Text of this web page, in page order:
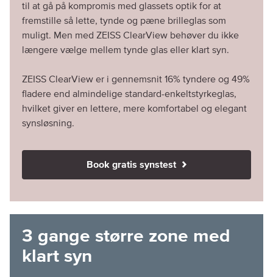
til at gå på kompromis med glassets optik for at
fremstille så lette, tynde og pæne brilleglas som
muligt. Men med ZEISS ClearView behøver du ikke
længere vælge mellem tynde glas eller klart syn.
ZEISS ClearView er i gennemsnit 16% tyndere og 49%
fladere end almindelige standard-enkeltstyrkeglas,
hvilket giver en lettere, mere komfortabel og elegant
synsløsning.
Book gratis synstest
3 gange større zone med
klart syn